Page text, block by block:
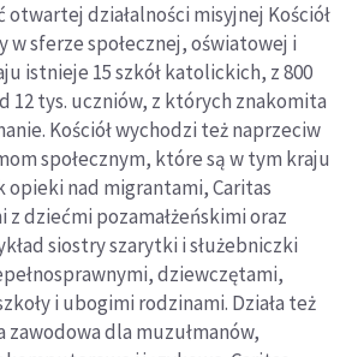
działalności misyjnej Kościół
sferze społecznej, oświatowej i
istnieje 15 szkół katolickich, z 800
12 tys. uczniów, z których znakomita
Kościół wychodzi też naprzeciw
społecznym, które są w tym kraju
opieki nad migrantami, Caritas
dziećmi pozamałżeńskimi oraz
siostry szarytki i służebniczki
dziewczętami,
i ubogimi rodzinami. Działa też
zawodowa dla muzułmanów,